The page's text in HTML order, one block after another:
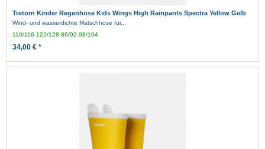
Tretorn Kinder Regenhose Kids Wings High Rainpants Spectra Yellow Gelb
Wind- und wasserdichte Matschhose für...
110/116 122/12886/9298/104
34,00 € *